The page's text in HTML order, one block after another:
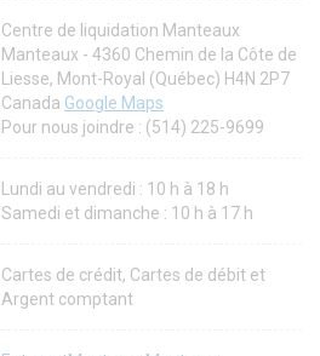
Centre de liquidation Manteaux
Manteaux - 4360 Chemin de la Côte de
Liesse, Mont-Royal (Québec) H4N 2P7
Canada Google Maps
Pour nous joindre : (514) 225-9699
Lundi au vendredi : 10 h à 18 h
Samedi et dimanche : 10 h à 17 h
Cartes de crédit, Cartes de débit et
Argent comptant